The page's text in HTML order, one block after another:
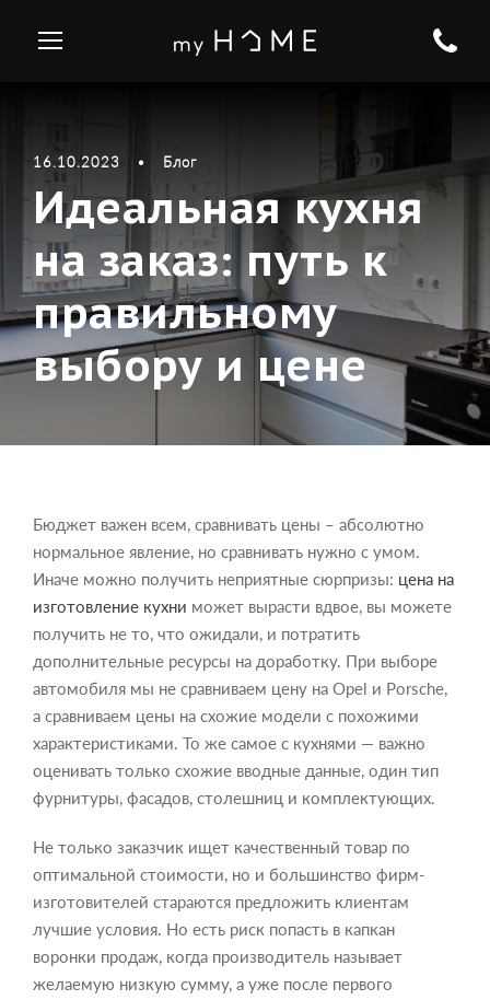
16.10.2023 • Блог
Идеальная кухня
на заказ: путь к
правильному
выбору и цене
Бюджет важен всем, сравнивать цены – абсолютно
нормальное явление, но сравнивать нужно с умом.
Иначе можно получить неприятные сюрпризы: цена на
изготовление кухни может вырасти вдвое, вы можете
получить не то, что ожидали, и потратить
дополнительные ресурсы на доработку. При выборе
автомобиля мы не сравниваем цену на Opel и Porsche,
а сравниваем цены на схожие модели с похожими
характеристиками. То же самое с кухнями — важно
оценивать только схожие вводные данные, один тип
фурнитуры, фасадов, столешниц и комплектующих.
Не только заказчик ищет качественный товар по
оптимальной стоимости, но и большинство фирм-
изготовителей стараются предложить клиентам
лучшие условия. Но есть риск попасть в капкан
воронки продаж, когда производитель называет
желаемую низкую сумму, а уже после первого